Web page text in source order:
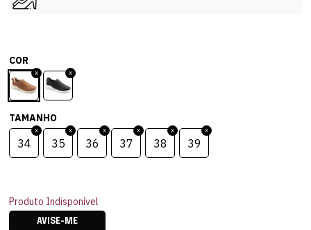
COR
TAMANHO
34 35 36 37 38 39
Produto Indisponível
AVISE-ME